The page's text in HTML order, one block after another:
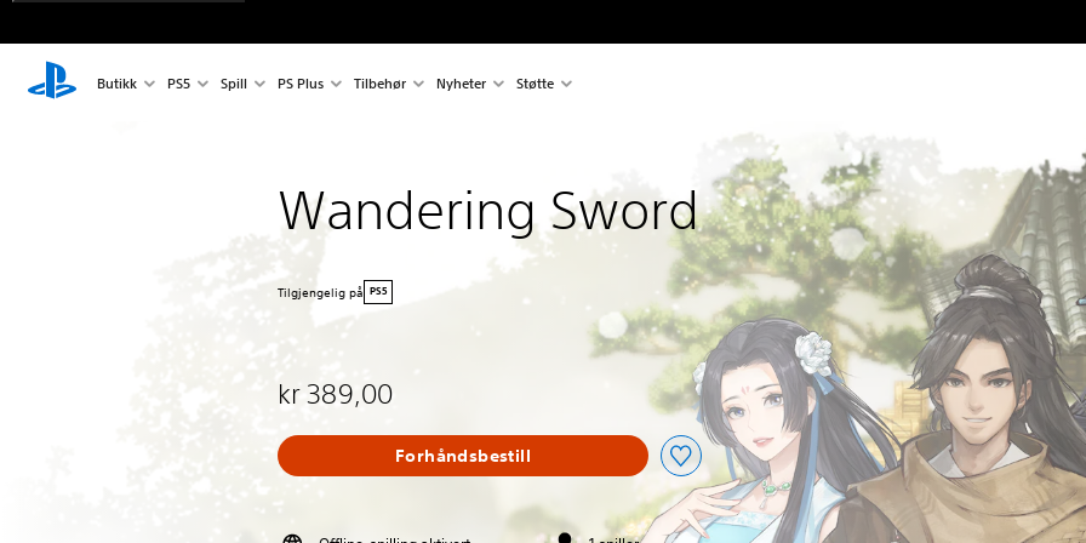
Butikk PS5 Spill PS Plus Tilbehør Nyheter Støtte
Wandering Sword
Tilgjengelig på PS5
kr 389,00
Forhåndsbestill